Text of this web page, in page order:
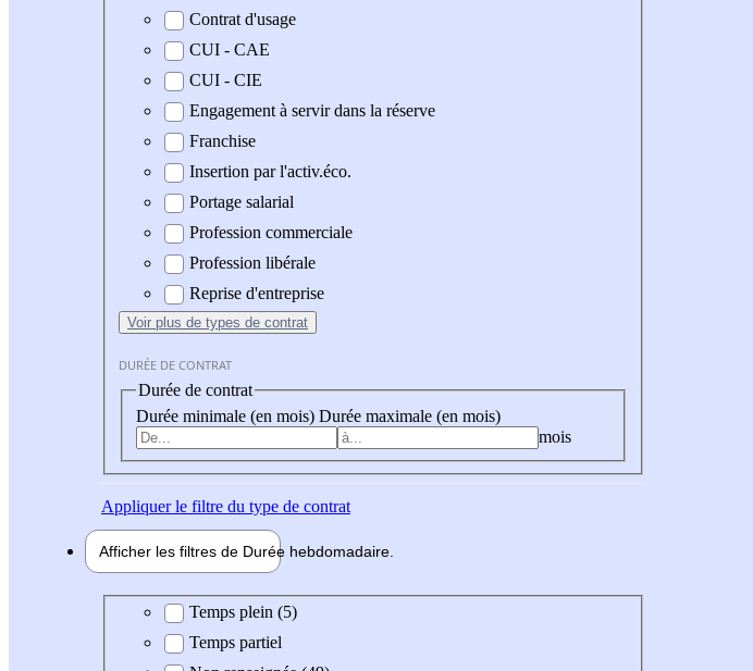
Contrat d'usage
CUI - CAE
CUI - CIE
Engagement à servir dans la réserve
Franchise
Insertion par l'activ.éco.
Portage salarial
Profession commerciale
Profession libérale
Reprise d'entreprise
Voir plus de types de contrat
DURÉE DE CONTRAT
Durée de contrat
Durée minimale (en mois) Durée maximale (en mois)
mois
Appliquerle filtre du type de contrat
Afficher les filtres de Durée hebdomadaire
Durée hebdomadaire
Temps plein (5)
Temps partiel